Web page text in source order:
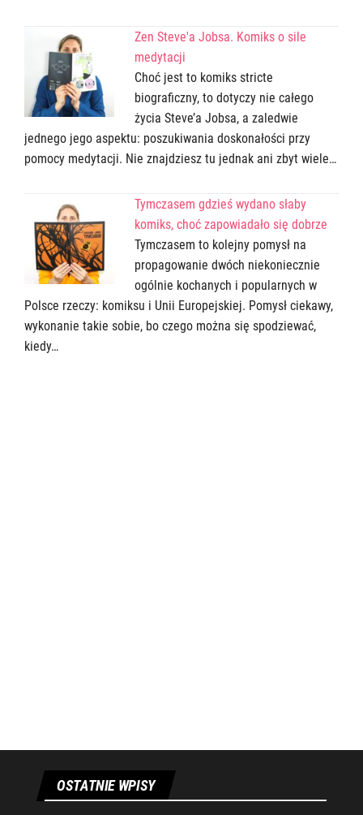
Zen Steve'a Jobsa. Komiks o sile
medytacji
Choć jest to komiks stricte
biograficzny, to dotyczy nie całego
życia Steve’a Jobsa, a zaledwie
jednego jego aspektu: poszukiwania doskonałości przy
pomocy medytacji. Nie znajdziesz tu jednak ani zbyt wiele…
Tymczasem gdzieś wydano słaby
komiks, choć zapowiadało się dobrze
Tymczasem to kolejny pomysł na
propagowanie dwóch niekoniecznie
ogólnie kochanych i popularnych w
Polsce rzeczy: komiksu i Unii Europejskiej. Pomysł ciekawy,
wykonanie takie sobie, bo czego można się spodziewać,
kiedy…
OSTATNIE WPISY